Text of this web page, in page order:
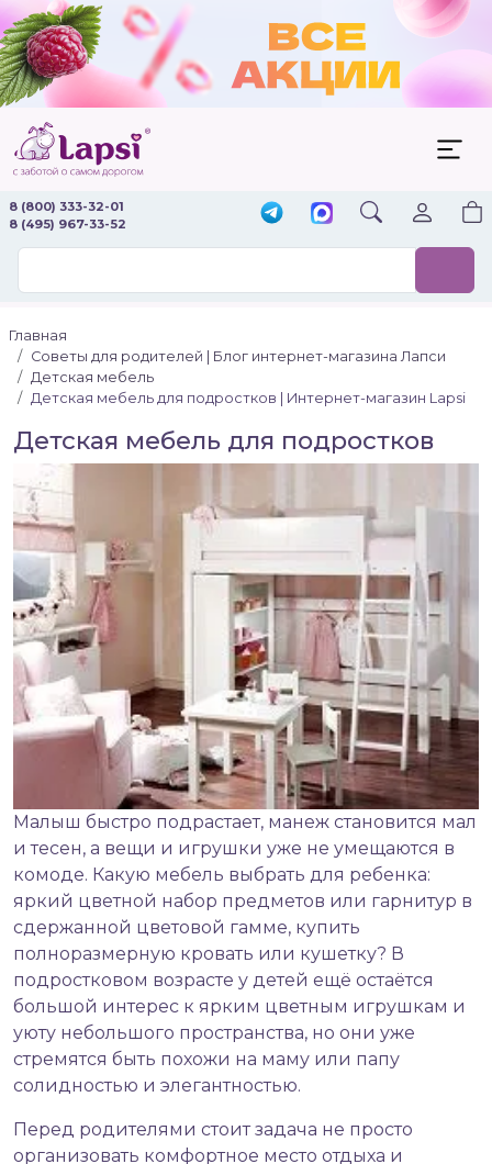
8 (800) 333-32-01
8 (495) 967-33-52
Главная
Советы для родителей | Блог интернет-магазина Лапси
Детская мебель
Детская мебель для подростков | Интернет-магазин Lapsi
Детская мебель для подростков
Малыш быстро подрастает, манеж становится мал
и тесен, а вещи и игрушки уже не умещаются в
комоде. Какую мебель выбрать для ребенка:
яркий цветной набор предметов или гарнитур в
сдержанной цветовой гамме, купить
полноразмерную кровать или кушетку? В
подростковом возрасте у детей ещё остаётся
большой интерес к ярким цветным игрушкам и
уюту небольшого пространства, но они уже
стремятся быть похожи на маму или папу
солидностью и элегантностью.
Перед родителями стоит задача не просто
организовать комфортное место отдыха и